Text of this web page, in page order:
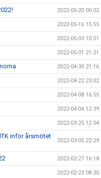
2022-05-20 00:02
2022-05-16 15:55
2022-05-03 10:51
2022-05-01 21:21
2022-04-30 21:16
2022-04-22 23:02
2022-04-08 16:55
2022-04-04 12:39
2022-03-25 12:54
inför årsmötet
2022-03-05 22:29
2022-02-27 16:18
2022-02-23 08:30